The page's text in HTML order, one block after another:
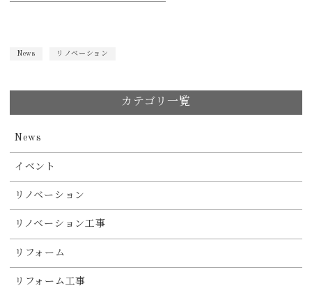
News リノベーション
カテゴリ一覧
News
イベント
リノベーション
リノベーション工事
リフォーム
リフォーム工事